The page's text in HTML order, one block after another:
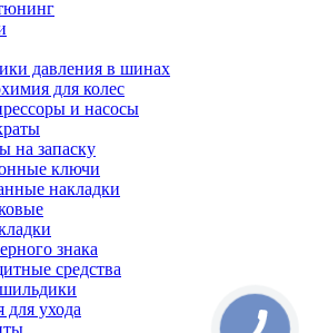
давления в шинах
для колес
и насосы
на запаску
ключи
накладки
знака
средства
ухода